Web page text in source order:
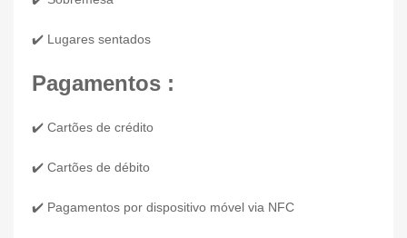
✔️ Lugares sentados
Pagamentos :
✔️ Cartões de crédito
✔️ Cartões de débito
✔️ Pagamentos por dispositivo móvel via NFC